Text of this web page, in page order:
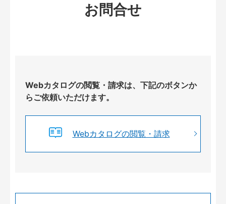
お問合せ
Webカタログの閲覧・請求は、下記のボタンか
らご依頼いただけます。
Webカタログの閲覧・請求